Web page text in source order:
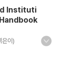
Instituti
은이)